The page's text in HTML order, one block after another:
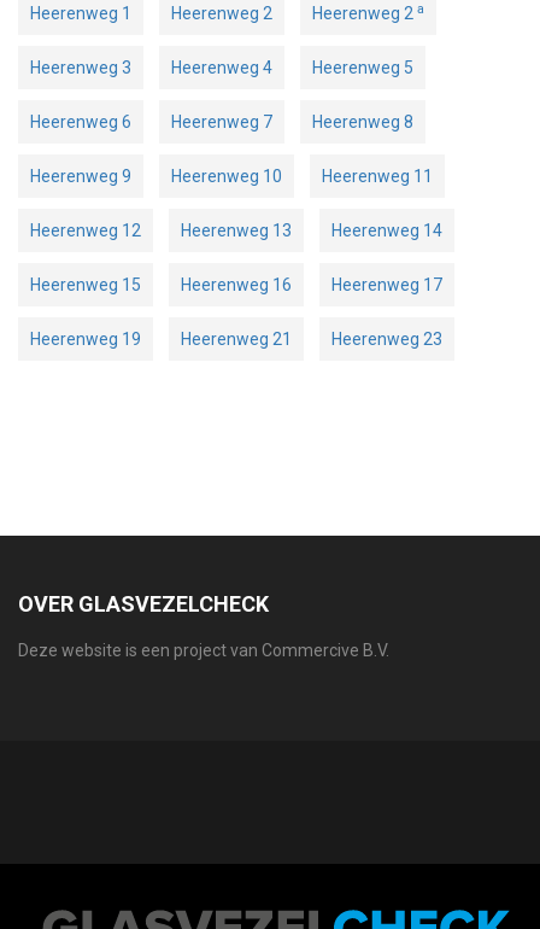
Heerenweg 1 Heerenweg 2 Heerenweg 2 a
Heerenweg 3 Heerenweg 4 Heerenweg 5
Heerenweg 6 Heerenweg 7 Heerenweg 8
Heerenweg 9 Heerenweg 10 Heerenweg 11
Heerenweg 12 Heerenweg 13 Heerenweg 14
Heerenweg 15 Heerenweg 16 Heerenweg 17
Heerenweg 19 Heerenweg 21 Heerenweg 23
OVER GLASVEZELCHECK
Deze website is een project van Commercive B.V.